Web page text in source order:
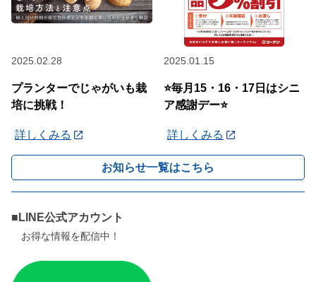
2025.02.28
プランターでじゃがいも栽
培に挑戦！
詳しくみる
2025.01.15
⭐毎月15・16・17日はシニ
ア感謝デー⭐
詳しくみる
お知らせ一覧はこちら
■LINE公式アカウント
お得な情報を配信中！